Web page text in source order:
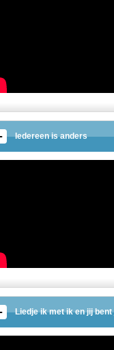
Iedereen is anders
Liedje ik met ik en jij bent